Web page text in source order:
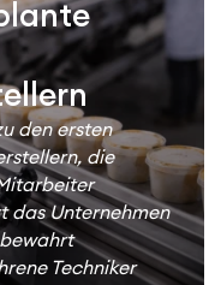
den ersten
die
das Unternehmen
Techniker